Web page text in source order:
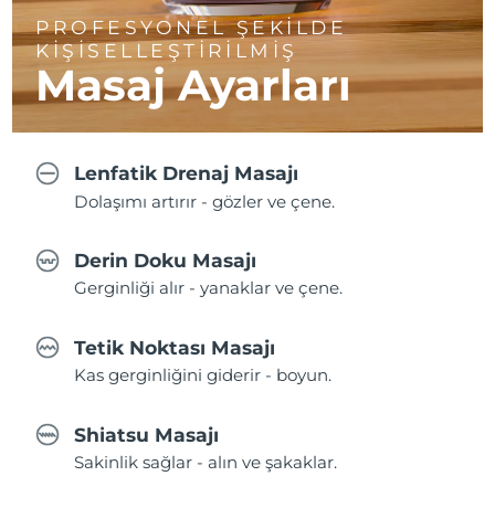
PROFESYONEL ŞEKİLDE
KİŞİSELLEŞTİRİLMİŞ
Masaj Ayarları
Lenfatik Drenaj Masajı
Dolaşımı artırır - gözler ve çene.
Derin Doku Masajı
Gerginliği alır - yanaklar ve çene.
Tetik Noktası Masajı
Kas gerginliğini giderir - boyun.
Shiatsu Masajı
Sakinlik sağlar - alın ve şakaklar.